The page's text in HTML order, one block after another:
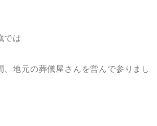
では
地元の葬儀屋さんを営んで参りまし